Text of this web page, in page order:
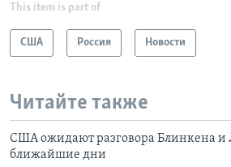
This item is part of
США Россия Новости
Читайте также
США ожидают разговора Блинкена и
ближайшие дни